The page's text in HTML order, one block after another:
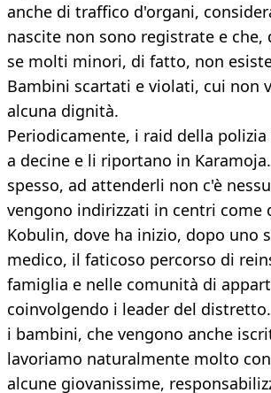
anche di traffico d'organi,
nascite non sono registrate e che,
se molti minori, di fatto, non
Bambini scartati e violati, cui non
alcuna dignità.
Periodicamente, i raid della
a decine e li riportano in
spesso, ad attenderli non c'è
vengono indirizzati in centri come
Kobulin, dove ha inizio, dopo uno
medico, il faticoso percorso di
famiglia e nelle comunità di
coinvolgendo i leader del
i bambini, che vengono anche
lavoriamo naturalmente molto
alcune giovanissime,